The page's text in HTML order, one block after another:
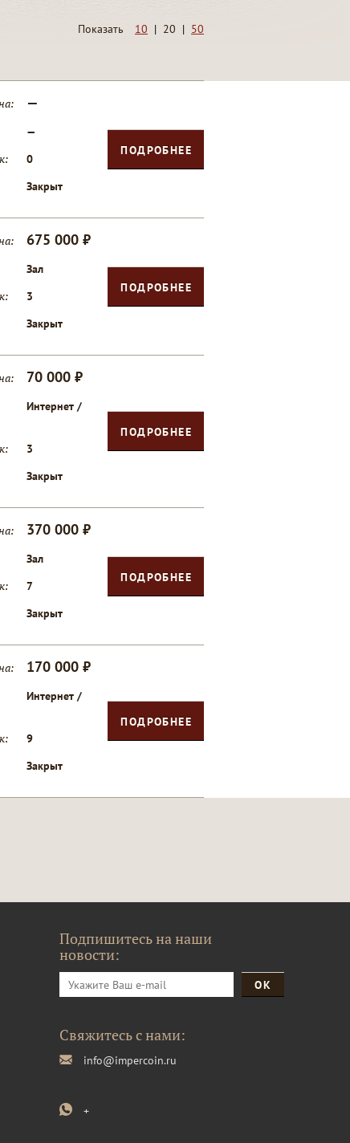
Показать 10 | 20 | 50
—
—
0
Закрыт
ПОДРОБНЕЕ
675 000 ₽
Зал
3
Закрыт
ПОДРОБНЕЕ
70 000 ₽
Интернет /
3
Закрыт
ПОДРОБНЕЕ
370 000 ₽
Зал
7
Закрыт
ПОДРОБНЕЕ
170 000 ₽
Интернет /
9
Закрыт
ПОДРОБНЕЕ
Подпишитесь на наши
новости:
Свяжитесь с нами:
info@impercoin.ru
+